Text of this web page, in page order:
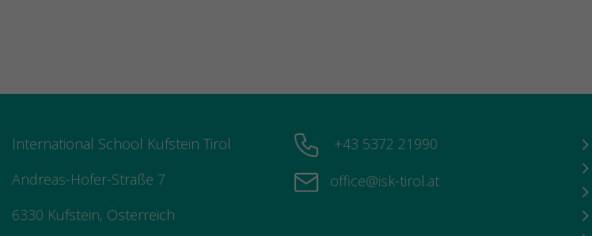
International School Kufstein Tirol
Andreas-Hofer-Straße 7
6330 Kufstein, Österreich
+43 5372 21990
office@isk-tirol.at